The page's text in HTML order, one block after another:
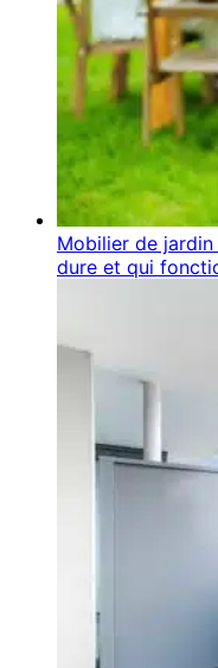
Mobilier de jardin
dure et qui